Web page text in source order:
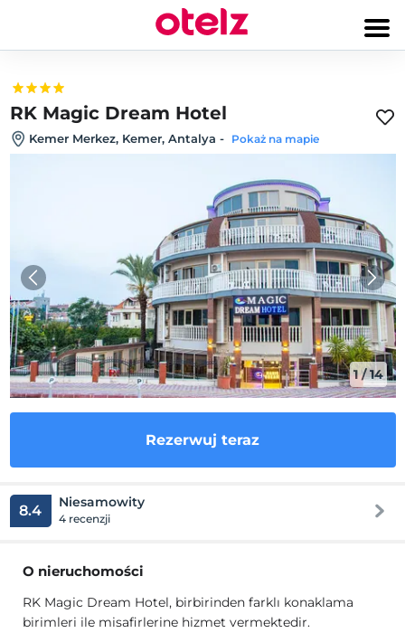
RK Magic Dream Hotel
Kemer Merkez, Kemer, Antalya - Pokaż na mapie
1/14
Rezerwuj teraz
8.4 Niesamowity
4 recenzji
O nieruchomości
RK Magic Dream Hotel, birbirinden farklı konaklama
birimleri ile misafirlerine hizmet vermektedir.